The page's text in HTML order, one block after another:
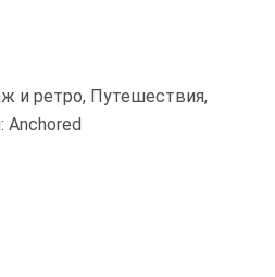
и ретро, Путешествия,
Anchored